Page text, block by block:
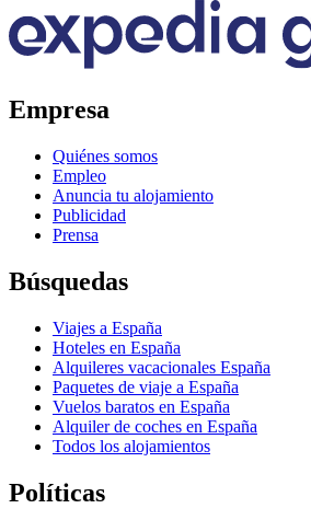
Empresa
Quiénes somos
Empleo
Anuncia tu alojamiento
Publicidad
Prensa
Búsquedas
Viajes a España
Hoteles en España
Alquileres vacacionales España
Paquetes de viaje a España
Vuelos baratos en España
Alquiler de coches en España
Todos los alojamientos
Políticas